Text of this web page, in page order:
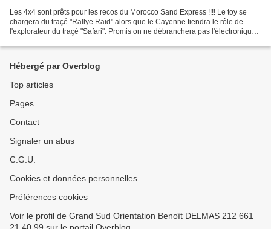
Les 4x4 sont prêts pour les recos du Morocco Sand Express !!!! Le toy se
chargera du traçé "Rallye Raid" alors que le Cayenne tiendra le rôle de
l'explorateur du traçé "Safari". Promis on ne débranchera pas l'électronique
Hébergé par Overblog
Top articles
Pages
Contact
Signaler un abus
C.G.U.
Cookies et données personnelles
Préférences cookies
Voir le profil de Grand Sud Orientation Benoît DELMAS 212 661